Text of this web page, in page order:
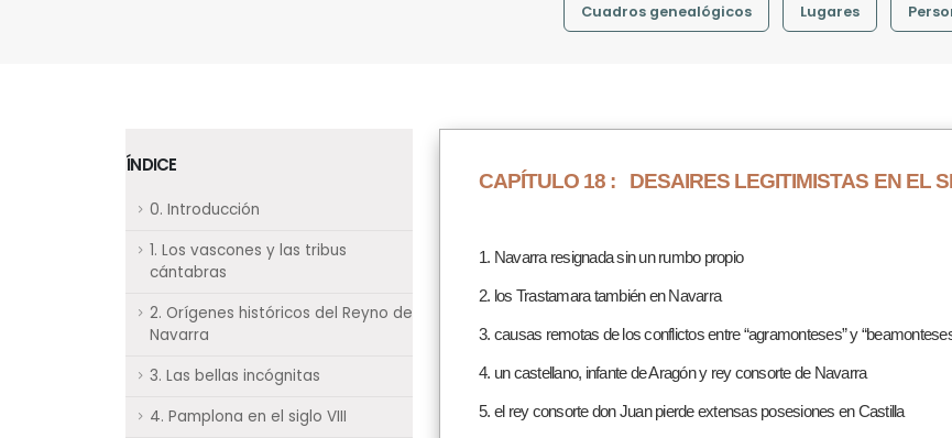
Cuadros genealógicos Lugares
ÍNDICE
0. Introducción
1. Los vascones y las tribus
cántabras
2. Orígenes históricos del Reyno de
Navarra
3. Las bellas incógnitas
4. Pamplona en el siglo VIII
CAPÍTULO 18 : DESAIRES LEGITIMISTAS EN EL
1. Navarra resignada sin un rumbo propio
2. los Trastamara también en Navarra
3. causas remotas de los conflictos entre “agramonteses” y
4. un castellano, infante de Aragón y rey consorte de Navarra
5. el rey consorte don Juan pierde extensas posesiones en Castilla